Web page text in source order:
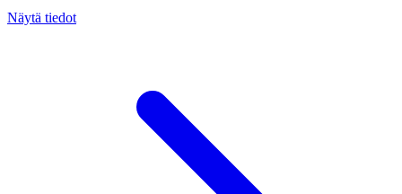
Näytä tiedot